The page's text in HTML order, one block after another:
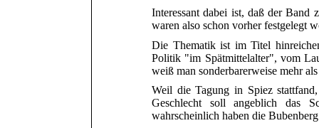
Interessant dabei ist, daß der Band
waren also schon vorher festgelegt
Die Thematik ist im Titel
Politik "im Spätmittelalter", vom
weiß man sonderbarerweise mehr
Weil die Tagung in Spiez
Geschlecht soll angeblich das
wahrscheinlich haben die